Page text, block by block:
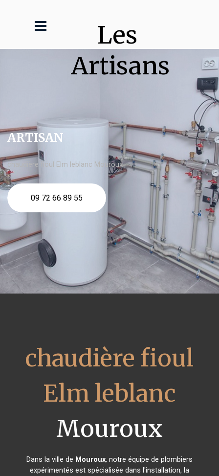
Les
Artisans
ARTISAN
chaudière fioul Elm leblanc Mouroux
09 72 66 89 55
chaudière fioul
Elm leblanc
Mouroux
Dans la ville de Mouroux, notre équipe de plombiers
expérimentés est spécialisée dans l'installation, la